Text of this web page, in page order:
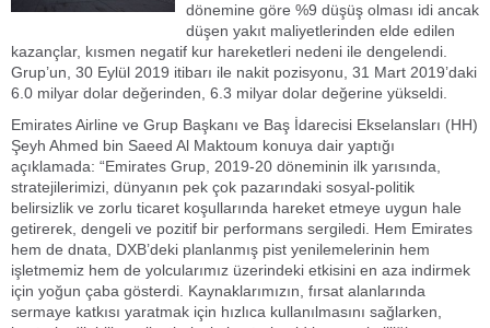
dönemine göre %9 düşüş olması idi ancak
düşen yakıt maliyetlerinden elde edilen
kazançlar, kısmen negatif kur hareketleri nedeni ile dengelendi.
Grup’un, 30 Eylül 2019 itibarı ile nakit pozisyonu, 31 Mart 2019’daki
6.0 milyar dolar değerinden, 6.3 milyar dolar değerine yükseldi.
Emirates Airline ve Grup Başkanı ve Baş İdarecisi Ekselansları (HH)
Şeyh Ahmed bin Saeed Al Maktoum konuya dair yaptığı
açıklamada: “Emirates Grup, 2019-20 döneminin ilk yarısında,
stratejilerimizi, dünyanın pek çok pazarındaki sosyal-politik
belirsizlik ve zorlu ticaret koşullarında hareket etmeye uygun hale
getirerek, dengeli ve pozitif bir performans sergiledi. Hem Emirates
hem de dnata, DXB’deki planlanmış pist yenilemelerinin hem
işletmemiz hem de yolcularımız üzerindeki etkisini en aza indirmek
için yoğun çaba gösterdi. Kaynaklarımızın, fırsat alanlarında
sermaye katkısı yaratmak için hızlıca kullanılmasını sağlarken,